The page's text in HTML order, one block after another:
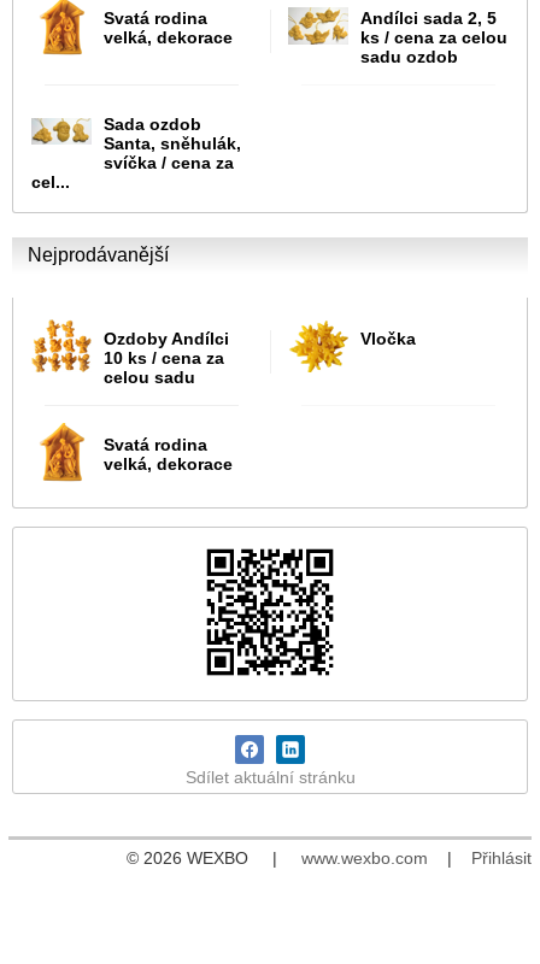
Svatá rodina
velká, dekorace
Andílci sada 2, 5
ks / cena za celou
sadu ozdob
Sada ozdob
Santa, sněhulák,
svíčka / cena za
cel...
Nejprodávanější
Ozdoby Andílci
10 ks / cena za
celou sadu
Vločka
Svatá rodina
velká, dekorace
Sdílet aktuální stránku
© 2026 WEXBO | www.wexbo.com | Přihlásit